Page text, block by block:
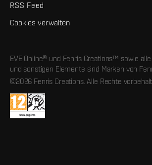
RSS Feed
Cookies verwalten
EVE Online® und Fenris Creations™ sowie
und sonstigen Elemente sind Marken von
©2026 Fenris Creations. Alle Rechte